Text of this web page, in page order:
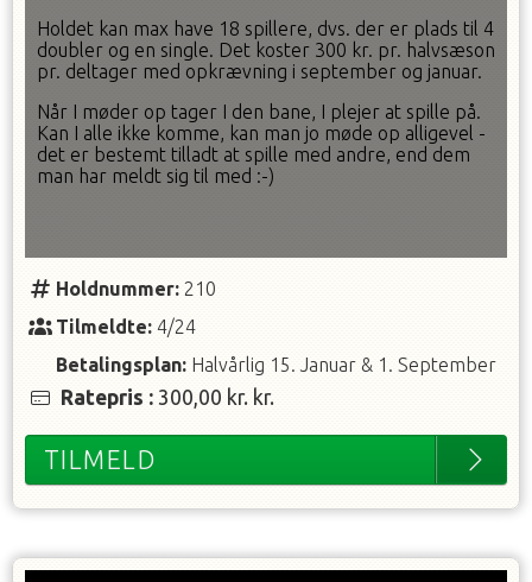
Holdet kan max have 18 spillere, dvs. der er plads til 4
doubler og en single. Det koster 300 kr. pr. halvsæson
pr. deltager med opkrævning i september og januar.
Når I møder op tager I den bane, I plejer at spille på.
Kan I alle ikke komme, kan man jo møde op alligevel -
det er bestemt tilladt at spille med andre, end dem
man har meldt sig til med :-)
Holdnummer: 210
Tilmeldte:4/24
Betalingsplan: Halvårlig 15. Januar& 1. September
Ratepris : 300,00 kr.kr.
TILMELD